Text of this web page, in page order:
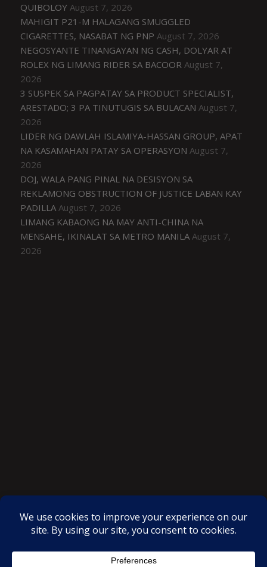
QUIBOLOY August 7, 2026
MAHIGIT P21-M HALAGANG SMUGGLED
CIGARETTES, NASABAT NG PNP August 7, 2026
NEGOSYANTE TINANGAYAN NG CASH, DOLYAR AT
ROLEX NG LIMANG RIDER SA BACOOR August 7,
2026
3 SUSPEK SA PAGPATAY SA PRODUCT SPECIALIST,
ARESTADO; 3 PA TINUTUGIS SA BULACAN August 7,
2026
LIDER NG DAWLAH ISLAMIYA-HASSAN GROUP, APAT
NA KASAMAHAN PATAY SA OPERASYON August 7,
2026
DOJ, WALA PANG PINAL NA DESISYON SA
REKLAMONG OBSTRUCTION OF JUSTICE LABAN KAY
PADILLA August 7, 2026
LIMANG KABAONG NA MAY ANTI-CHINA NA
MENSAHE, IKINALAT SA METRO MANILA August 7,
2026